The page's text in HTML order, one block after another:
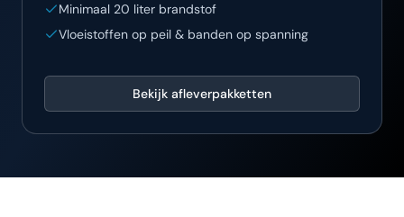
Minimaal 20 liter brandstof
Vloeistoffen op peil & banden op spanning
Bekijk afleverpakketten